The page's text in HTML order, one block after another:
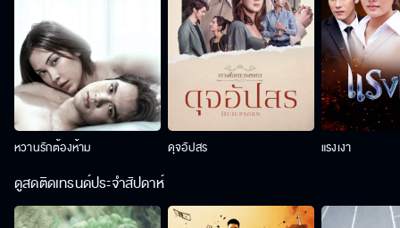
หวานรักต้องห้าม ดุจอัปสร แรงเงา
ดูสดติดเทรนด์ประจำสัปดาห์